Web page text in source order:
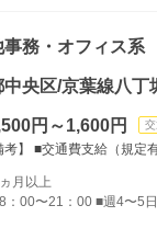
事務・オフィス系
中央区/京葉線八丁
円～1,600円
考】 ■交通費支給（規
ヵ月以上
：00〜21：00 ■週4〜5